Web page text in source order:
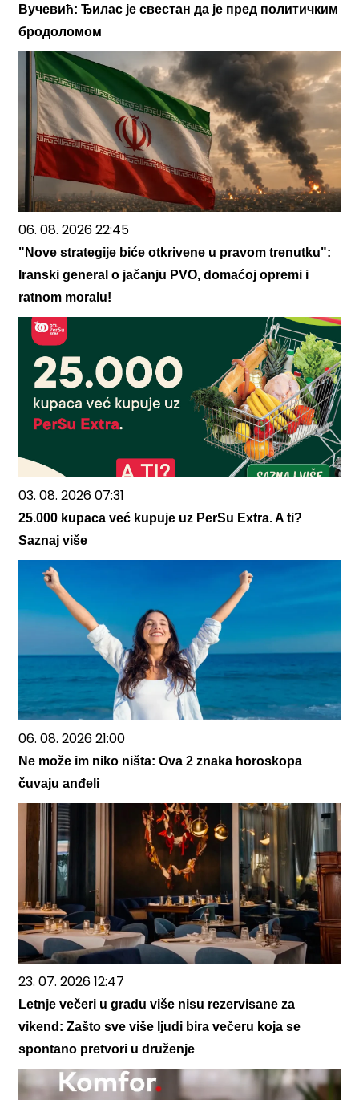
Вучевић: Ђилас је свестан да је пред политичким
бродоломом
06. 08. 2026 22:45
"Nove strategije biće otkrivene u pravom trenutku":
Iranski general o jačanju PVO, domaćoj opremi i
ratnom moralu!
03. 08. 2026 07:31
25.000 kupaca već kupuje uz PerSu Extra. A ti?
Saznaj više
06. 08. 2026 21:00
Ne može im niko ništa: Ova 2 znaka horoskopa
čuvaju anđeli
23. 07. 2026 12:47
Letnje večeri u gradu više nisu rezervisane za
vikend: Zašto sve više ljudi bira večeru koja se
spontano pretvori u druženje